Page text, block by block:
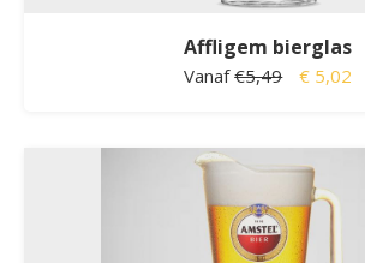
Affligem bierglas
Vanaf€5,49 € 5,02